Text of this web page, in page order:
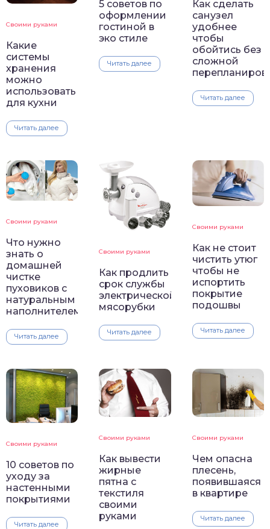
Своими руками
Какие
системы
хранения
можно
использовать
для кухни
Читать далее
5 советов по
оформлении
гостиной в
эко стиле
Читать далее
Как сделать
санузел
удобнее
чтобы
обойтись без
сложной
Читать далее
Своими руками
Что нужно
знать о
домашней
чистке
пуховиков с
натуральным
наполнителем
Читать далее
Своими руками
Как продлить
срок службы
электрической
мясорубки
Читать далее
Своими руками
Как не стоит
чистить утюг
чтобы не
испортить
покрытие
подошвы
Читать далее
Своими руками
10 советов по
уходу за
настенными
покрытиями
Читать далее
Своими руками
Как вывести
жирные
пятна с
текстиля
своими
руками
Своими руками
Чем опасна
плесень,
появившаяся
в квартире
Читать далее